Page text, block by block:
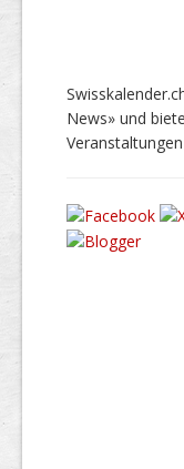
News» und